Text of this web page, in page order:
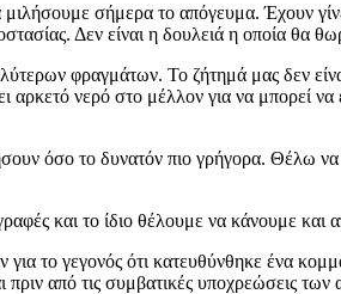
σήμερα το απόγευμα. Έχουν
Δεν είναι η δουλειά η οποία θα
φραγμάτων. Το ζήτημά μας δεν
νερό στο μέλλον για να μπορεί να
όσο το δυνατόν πιο γρήγορα. Θέλω να
και το ίδιο θέλουμε να κάνουμε και
το γεγονός ότι κατευθύνθηκε ένα
από τις συμβατικές υποχρεώσεις